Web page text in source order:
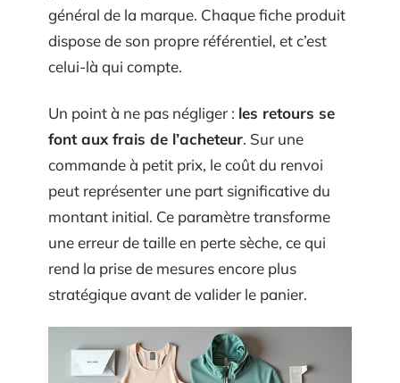
général de la marque. Chaque fiche produit
dispose de son propre référentiel, et c’est
celui-là qui compte.
Un point à ne pas négliger : les retours se
font aux frais de l’acheteur. Sur une
commande à petit prix, le coût du renvoi
peut représenter une part significative du
montant initial. Ce paramètre transforme
une erreur de taille en perte sèche, ce qui
rend la prise de mesures encore plus
stratégique avant de valider le panier.